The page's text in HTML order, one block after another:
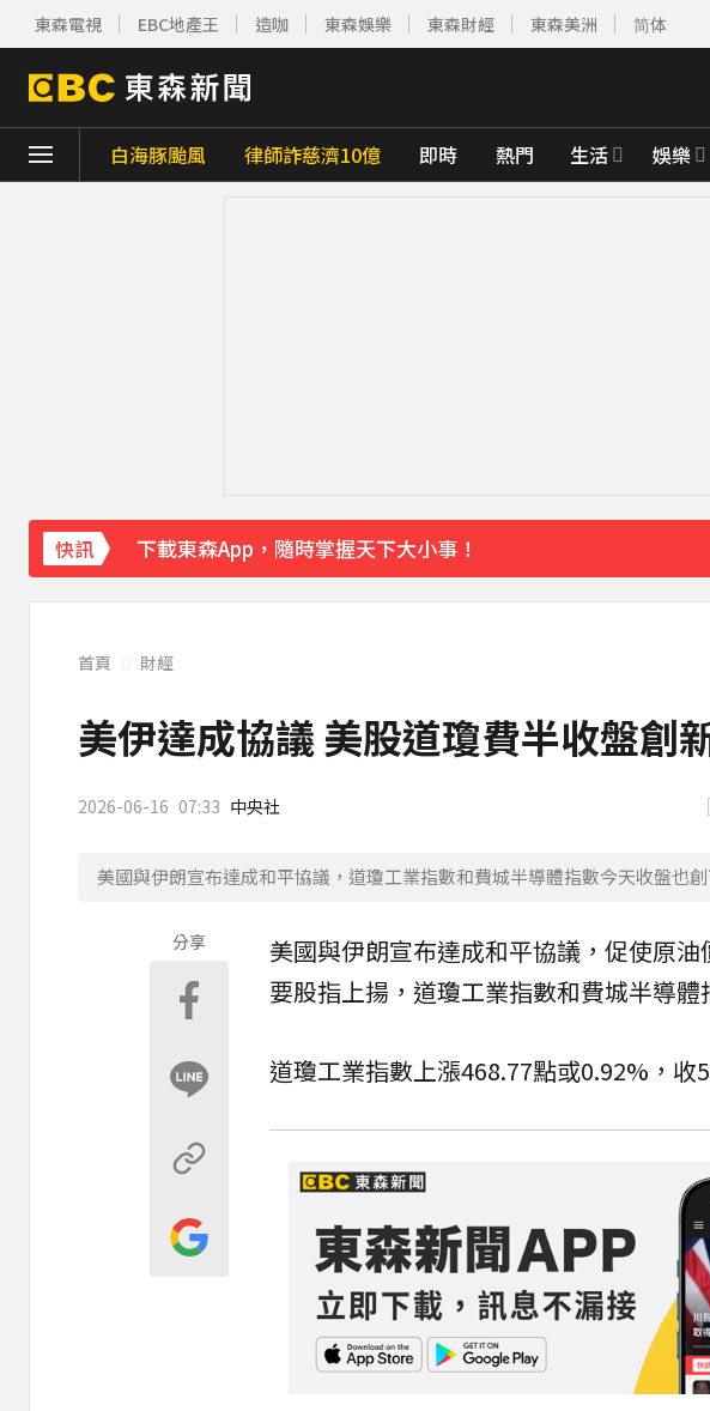
東森電視 EBC地產王 造咖 東森娛樂 東森財經 東森美洲 简体
白海豚颱風 律師詐慈濟10億 即時 熱門 生活 娛樂
快訊
下載東森App，隨時掌握天下大小事！
下載東森App，隨時掌握天下大小事！
今立秋拚轉運！命理師點名「6生肖」：把握黃金7天
22分鐘前
首頁 財經
美伊達成協議 美股道瓊費半收盤創
2026-06-16 07:33 中央社
美國與伊朗宣布達成和平協議，道瓊工業指數和費城半導體指數今天收盤也
分享 美國與伊朗宣布達成和平協議，促使原
要股指上揚，道瓊工業指數和費城半導體
道瓊工業指數上漲468.77點或0.92%，收